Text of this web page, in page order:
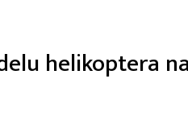
helikoptera